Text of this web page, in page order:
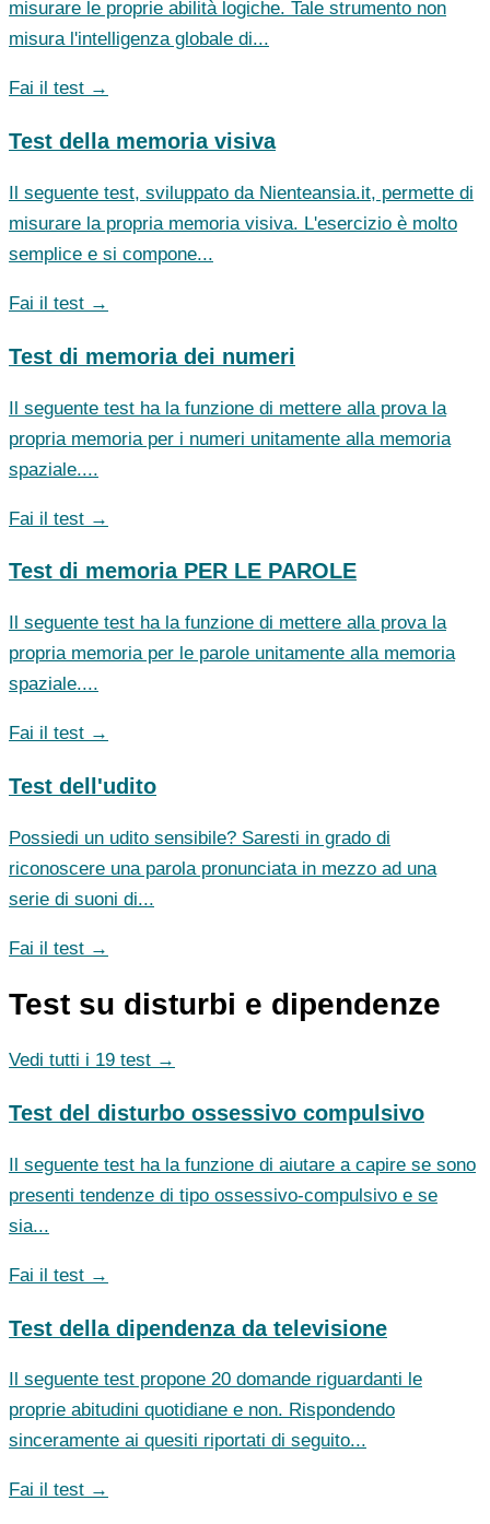
misurare le proprie abilità logiche. Tale strumento non
misura l'intelligenza globale di...
Fai il test →
Test della memoria visiva
Il seguente test, sviluppato da Nienteansia.it, permette di
misurare la propria memoria visiva. L'esercizio è molto
semplice e si compone...
Fai il test →
Test di memoria dei numeri
Il seguente test ha la funzione di mettere alla prova la
propria memoria per i numeri unitamente alla memoria
spaziale....
Fai il test →
Test di memoria PER LE PAROLE
Il seguente test ha la funzione di mettere alla prova la
propria memoria per le parole unitamente alla memoria
spaziale....
Fai il test →
Test dell'udito
Possiedi un udito sensibile? Saresti in grado di
riconoscere una parola pronunciata in mezzo ad una
serie di suoni di...
Fai il test →
Test su disturbi e dipendenze
Vedi tutti i 19 test →
Test del disturbo ossessivo compulsivo
Il seguente test ha la funzione di aiutare a capire se sono
presenti tendenze di tipo ossessivo-compulsivo e se
sia...
Fai il test →
Test della dipendenza da televisione
Il seguente test propone 20 domande riguardanti le
proprie abitudini quotidiane e non. Rispondendo
sinceramente ai quesiti riportati di seguito...
Fai il test →